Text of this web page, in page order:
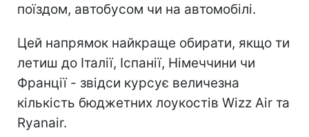
поїздом, автобусом чи на автомобілі.
Цей напрямок найкраще обирати, якщо ти
летиш до Італії, Іспанії, Німеччини чи
Франції - звідси курсує величезна
кількість бюджетних лоукостів Wizz Air та
Ryanair.